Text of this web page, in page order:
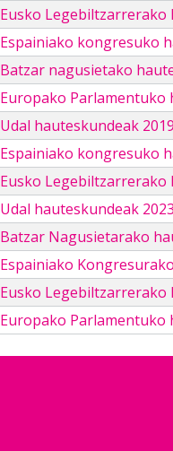
Eusko Legebiltzarrerako
Espainiako kongresuko
Batzar nagusietako
Europako Parlamentuko
Udal hauteskundeak 2019
Espainiako kongresuko
Eusko Legebiltzarrerako
Udal hauteskundeak 2023
Batzar Nagusietarako
Espainiako
Eusko Legebiltzarrerako
Europako Parlamentuko